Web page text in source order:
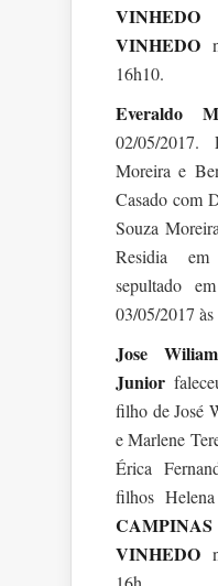
VINHEDO
VINHEDO
16h10.
Everaldo
02/05/
Moreira e
Casado com
Souza
Residia em
sepultado em
03/05/2017
Jose
Junior
filho de José
e Marlene
Érica
filhos
CAMPINAS
VINHEDO